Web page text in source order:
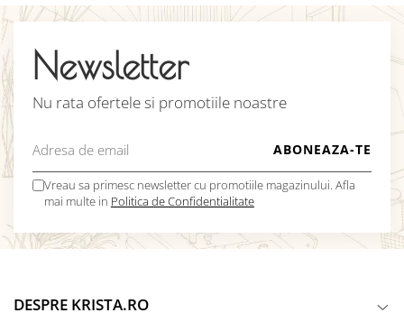
Newsletter
Nu rata ofertele si promotiile noastre
Vreau sa primesc newsletter cu promotiile magazinului. Afla
mai multe in Politica de Confidentialitate
DESPRE KRISTA.RO